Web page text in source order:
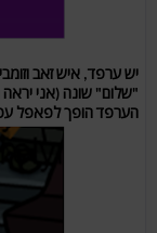
יש ערפד, איש זאב
"שלום" שונה (אני
הערפד הופך לפאפל